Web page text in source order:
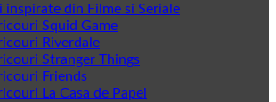
inspirate din Filme si Seriale
Squid Game
Riverdale
Stranger Things
Friends
La Casa de Papel